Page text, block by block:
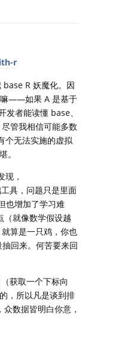
r
R 妖魔化。因
嘛——如果 A 是基于
者能读懂 base、
管我相信可能多数
个无法实施的虚拟
。
现，
具，问题只是里面
也增加了学习难
（就像数学假设越
算是一只鸡，你也
回来。何苦要来回
（获取一个下标向
的，所以凡是谈到排
数据皆明白你意，